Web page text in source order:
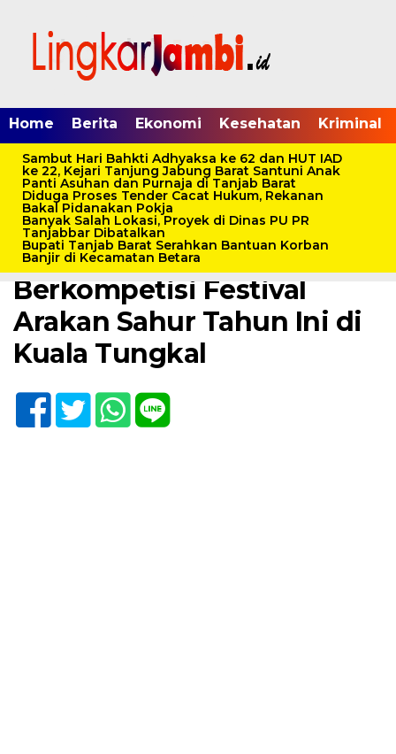
Home Berita Ekonomi Kesehatan Kriminal
Sambut Hari Bahkti Adhyaksa ke 62 dan HUT IAD
ke 22, Kejari Tanjung Jabung Barat Santuni Anak
Panti Asuhan dan Purnaja di Tanjab Barat
Diduga Proses Tender Cacat Hukum, Rekanan
Bakal Pidanakan Pokja
Banyak Salah Lokasi, Proyek di Dinas PU PR
Tanjabbar Dibatalkan
Bupati Tanjab Barat Serahkan Bantuan Korban
Banjir di Kecamatan Betara
Home /Berita/Pemerintahan /Tanjab Barat
Sabtu, 16 April 2022 - 23:38 WIB
Sepi, Hanya 10 Peserta
Berkompetisi Festival
Arakan Sahur Tahun Ini di
Kuala Tungkal